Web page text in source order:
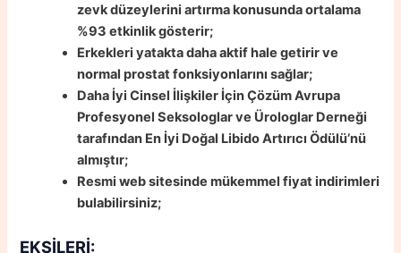
zevk düzeylerini artırma konusunda ortalama
%93 etkinlik gösterir;
Erkekleri yatakta daha aktif hale getirir ve
normal prostat fonksiyonlarını sağlar;
Daha İyi Cinsel İlişkiler İçin Çözüm Avrupa
Profesyonel Seksologlar ve Ürologlar Derneği
tarafından En İyi Doğal Libido Artırıcı Ödülü’nü
almıştır;
Resmi web sitesinde mükemmel fiyat indirimleri
bulabilirsiniz;
EKSİLERİ: